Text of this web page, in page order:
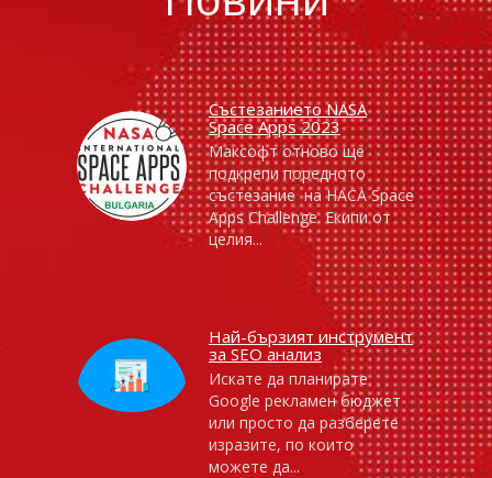
Състезанието NASA
Space Apps 2023
Максофт отново ще
подкрепи поредното
състезание на НАСА Space
Apps Challenge. Екипи от
целия...
Най-бързият инструмент
за SEO анализ
Искате да планирате
Google рекламен бюджет
или просто да разберете
изразите, по които
можете да...